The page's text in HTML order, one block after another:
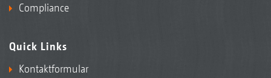
Compliance
Quick Links
Kontaktformular